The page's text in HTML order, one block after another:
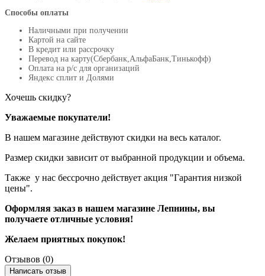
Способы оплаты
Наличными при получении
Картой на сайте
В кредит или рассрочку
Перевод на карту(Сбербанк,АльфаБанк,Тинькофф)
Оплата на р/c для организаций
Яндекс сплит и Долями
Хочешь скидку?
Уважаемые покупатели!
В нашем магазине действуют скидки на весь каталог.
Размер скидки зависит от выбранной продукции и объема.
Также у нас бессрочно действует акция "Гарантия низкой
цены".
Оформляя заказ в нашем магазине Лепнины, вы
получаете отличные условия!
Желаем приятных покупок!
Отзывов (0)
Написать отзыв